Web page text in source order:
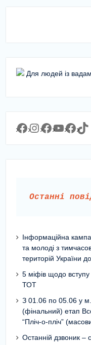
Для людей із
Facebook
Instagram
Facebook
Останні
Інформаційна
та молоді з
територій України
5 міфів щодо вступу
ТОТ
З 01.06 по 05.06 у
(фінальний) етап
“Пліч-о-пліч”
Останній дзвоник –